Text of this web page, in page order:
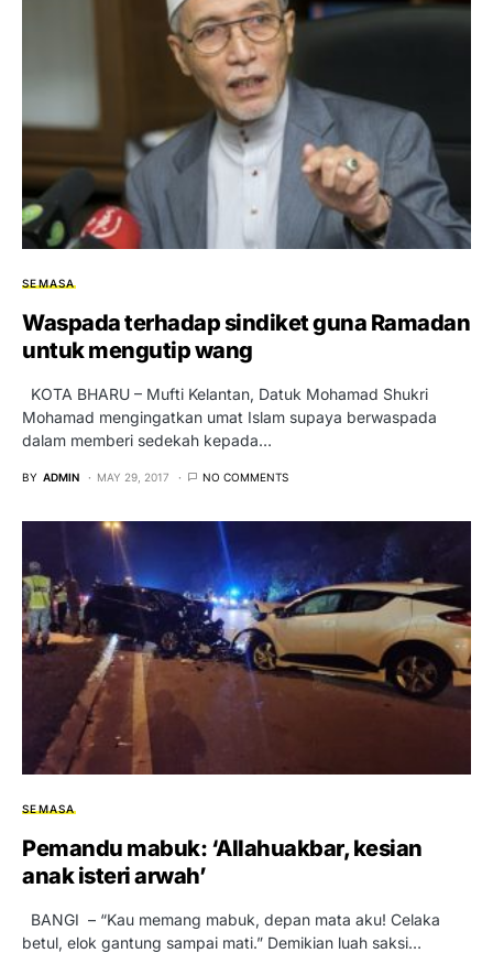
SEMASA
Waspada terhadap sindiket guna Ramadan
untuk mengutip wang
KOTA BHARU – Mufti Kelantan, Datuk Mohamad Shukri
Mohamad mengingatkan umat Islam supaya berwaspada
dalam memberi sedekah kepada…
BY ADMIN MAY 29, 2017 NO COMMENTS
SEMASA
Pemandu mabuk: ‘Allahuakbar, kesian
anak isteri arwah’
BANGI – “Kau memang mabuk, depan mata aku! Celaka
betul, elok gantung sampai mati.” Demikian luah saksi…